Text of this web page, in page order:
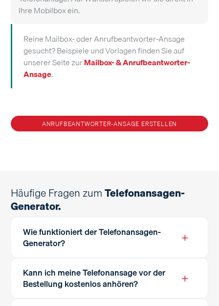
Ihre Mobilbox ein.
Reine Mailbox- oder Anrufbeantworter-Ansage
gesucht? Beispiele und Vorlagen finden Sie auf
unserer Seite zurMailbox- & Anrufbeantworter-
Ansage.
ANRUFBEANTWORTER-ANSAGE ERSTELLEN
Häufige Fragen zumTelefonansagen-
Generator.
Wie funktioniert der Telefonansagen-
Generator?
+
Kann ich meine Telefonansage vor der
Bestellung kostenlos anhören?
+